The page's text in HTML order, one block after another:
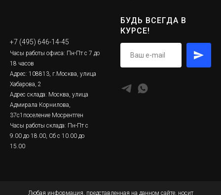
+7 (495) 646-14-45
Часы работы офиса: Пн-Пт с 7 до
18 часов
Адрес: 108813, г.Москва, улица
Хабарова, 2
Адрес склада: Москва, улица
Адмирала Корнилова,
37с1поселение Мосрентген
Часы работы склада: Пн-Пт с
9.00 до 18.00, Сб с 10.00 до
15.00
БУДЬ ВСЕГДА В
КУРСЕ!
Любая информация, представленная на данном сайте, носит